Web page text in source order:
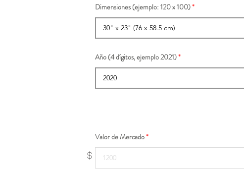
Dimensiones (ejemplo: 120 x 100)
Año (4 dígitos, ejemplo 2021)
$
Valor de Mercado